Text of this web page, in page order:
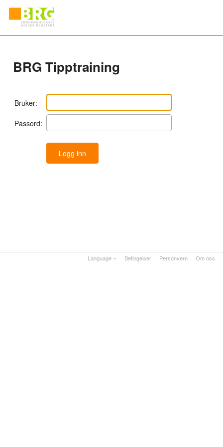
BRG Tipptraining
Bruker:
Passord:
Language Betingelser Personvern Om oss